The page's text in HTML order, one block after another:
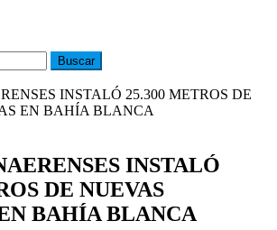
INSTALÓ
DE NUEVAS
BAHÍA BLANCA